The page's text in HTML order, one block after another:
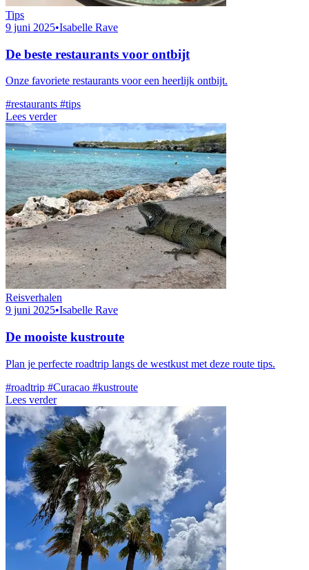
Tips
9 juni 2025•Isabelle Rave
De beste restaurants voor ontbijt
Onze favoriete restaurants voor een heerlijk ontbijt.
#restaurants #tips
Lees verder
Reisverhalen
9 juni 2025•Isabelle Rave
De mooiste kustroute
Plan je perfecte roadtrip langs de westkust met deze route tips.
#roadtrip #Curacao #kustroute
Lees verder